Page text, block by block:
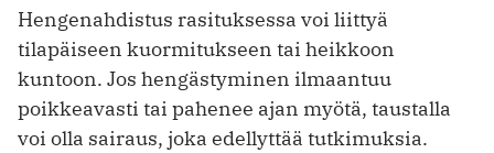
Hengenahdistus rasituksessa voi liittyä
tilapäiseen kuormitukseen tai heikkoon
kuntoon. Jos hengästyminen ilmaantuu
poikkeavasti tai pahenee ajan myötä, taustalla
voi olla sairaus, joka edellyttää tutkimuksia.